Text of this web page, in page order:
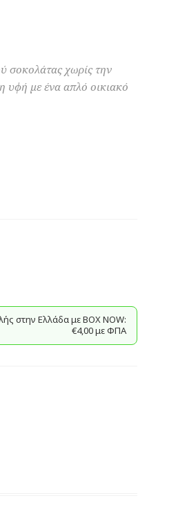
σοκολάτας χωρίς την
υφή με ένα απλό οικιακό
στην Ελλάδα με BΟΧ ΝOW:
€4,00 με ΦΠΑ